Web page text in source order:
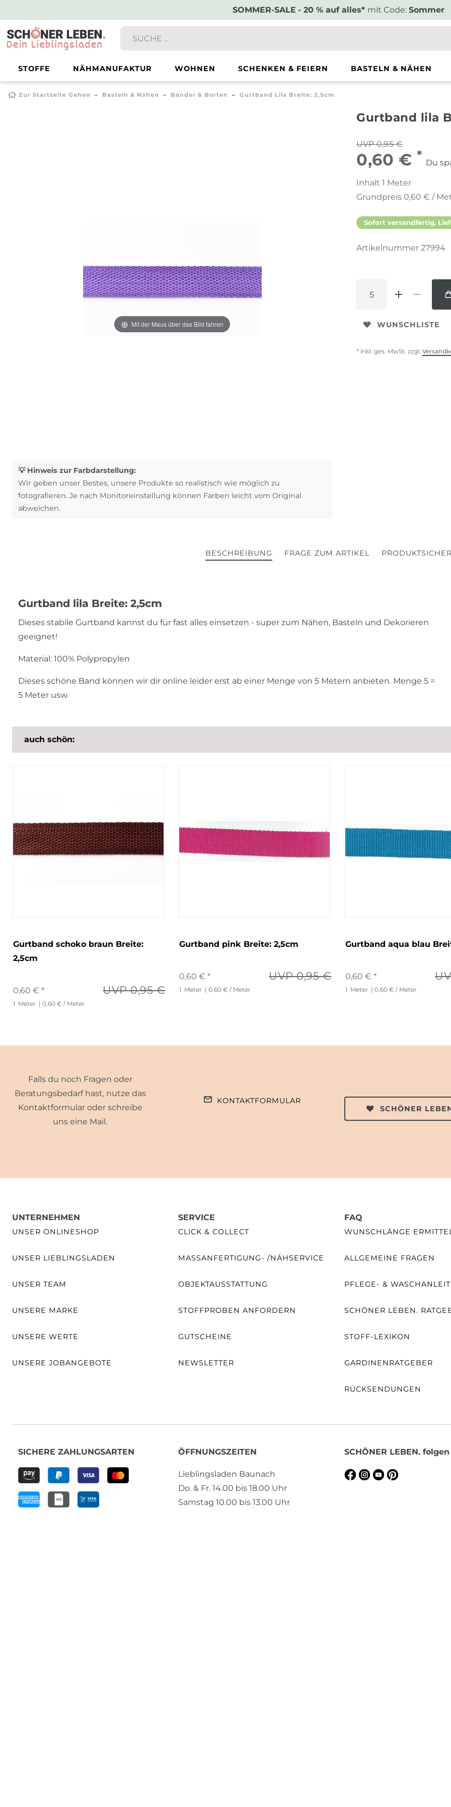
SOMMER-SALE - 20 % auf alles* mit Code: Sommer
STOFFE NÄHMANUFAKTUR WOHNEN SCHENKEN & FEIERN BASTELN & NÄHEN
Zur Startseite Gehen Basteln & Nähen Bänder & Borten Gurtband Lila Breite: 2,5cm
Mit der Maus über das Bild fahren
💡 Hinweis zur Farbdarstellung:
Wir geben unser Bestes, unsere Produkte so realistisch wie möglich zu
fotografieren. Je nach Monitoreinstellung können Farben leicht vom Original
abweichen.
Gurtband lila
UVP 0,95 €
0,60 € *
Du
Inhalt 1 Meter
Grundpreis 0,60 € /
Sofort versandfertig,
Artikelnummer 27994
WUNSCHLISTE
* inkl. ges. MwSt. zzgl.
BESCHREIBUNG FRAGE ZUM ARTIKEL
Gurtband lila Breite: 2,5cm
Dieses stabile Gurtband kannst du für fast alles einsetzen - super zum Nähen, Basteln und Dekorieren
geeignet!
Material: 100% Polypropylen
Dieses schöne Band können wir dir online leider erst ab einer Menge von 5 Metern anbieten. Menge 5 =
5 Meter usw.
auch schön:
Gurtband schoko braun Breite:
2,5cm
UVP 0,95 €
0,60 € *
1 Meter | 0,60 € / Meter
Gurtband pink Breite: 2,5cm
UVP 0,95 €
0,60 € *
1 Meter | 0,60 € / Meter
Gurtband aqua blau
0,60 € *
1 Meter | 0,60 € / Meter
Falls du noch Fragen oder
Beratungsbedarf hast, nutze das
Kontaktformular oder schreibe
uns eine Mail.
KONTAKTFORMULAR
SCHÖNER
UNTERNEHMEN
UNSER ONLINESHOP
UNSER LIEBLINGSLADEN
UNSER TEAM
UNSERE MARKE
UNSERE WERTE
UNSERE JOBANGEBOTE
SERVICE
CLICK & COLLECT
MASSANFERTIGUNG- /NÄHSERVICE
OBJEKTAUSSTATTUNG
STOFFPROBEN ANFORDERN
GUTSCHEINE
NEWSLETTER
FAQ
WUNSCHLÄNGE
ALLGEMEINE FRAGEN
PFLEGE- &
SCHÖNER LEBEN.
STOFF-LEXIKON
GARDINENRATGEBER
RÜCKSENDUNGEN
SICHERE ZAHLUNGSARTEN ÖFFNUNGSZEITEN
Lieblingsladen Baunach
Do. & Fr. 14.00 bis 18.00 Uhr
Samstag 10.00 bis 13.00 Uhr
SCHÖNER LEBEN. folgen